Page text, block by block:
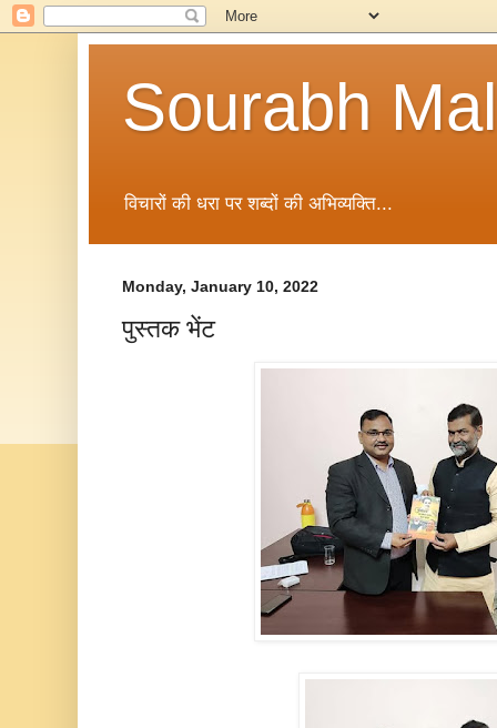
Sourabh
विचारों की धरा पर शब्दों की अभिव्यक्ति...
Monday, January 10, 2022
पुस्तक भेंट